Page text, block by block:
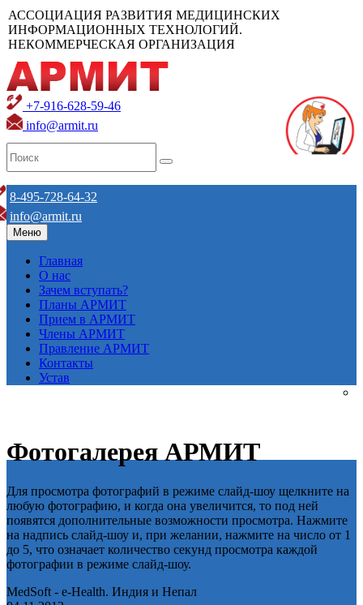
АССОЦИАЦИЯ РАЗВИТИЯ МЕДИЦИНСКИХ
ИНФОРМАЦИОННЫХ ТЕХНОЛОГИЙ.
НЕКОММЕРЧЕСКАЯ ОРГАНИЗАЦИЯ
+7-916-628-59-46
info@armit.ru
8-495-728-64-32
info@armit.ru
Меню
Главная
О нас
Зачем вступать?
Планы АРМИТ
Прием в АРМИТ
Члены АРМИТ
Правление АРМИТ
Контакты
Устав
Фотогалерея АРМИТ
Для просмотра фотографий в режиме слайд-шоу щелкните на
любую фотографию, и когда она увеличится, то под ней
появятся дополнительные возможности просмотра. Нажмите
на надпись слайд-шоу и, при желании, нажмите на число от 1
до 5, что означает количество секунд просмотра каждой
фотографии в режиме слайд-шоу.
MedSoft - e-Health. Индия и Непал